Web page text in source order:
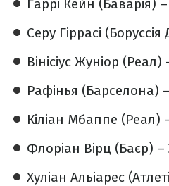
Гаррі Кейн (Баварія) –
Серу Гіррасі (Боруссія
Вінісіус Жуніор (Реал)
Рафінья (Барселона) –
Кіліан Мбаппе (Реал)
Флоріан Вірц (Баєр) –
Хуліан Альіарес